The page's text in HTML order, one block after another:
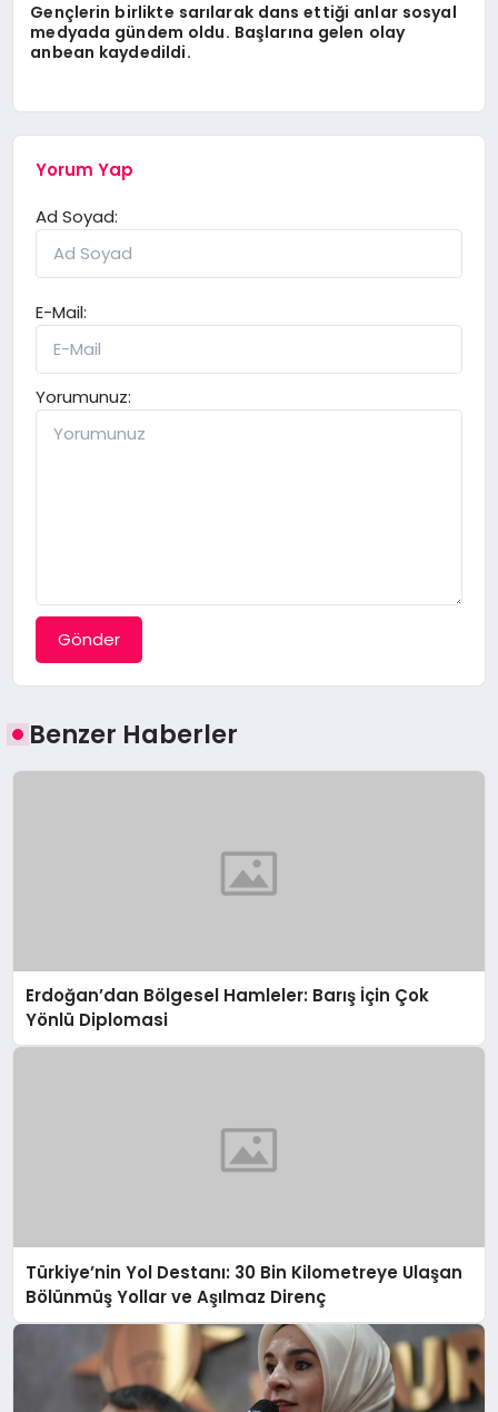
Gençlerin birlikte sarılarak dans ettiği anlar sosyal
medyada gündem oldu. Başlarına gelen olay
anbean kaydedildi.
Yorum Yap
Ad Soyad:
E-Mail:
Yorumunuz:
Gönder
Benzer Haberler
Erdoğan’dan Bölgesel Hamleler: Barış İçin Çok
Yönlü Diplomasi
Türkiye’nin Yol Destanı: 30 Bin Kilometreye Ulaşan
Bölünmüş Yollar ve Aşılmaz Direnç